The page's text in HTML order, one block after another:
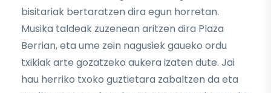
bisitariak bertaratzen dira egun horretan.
Musika taldeak zuzenean aritzen dira Plaza
Berrian, eta ume zein nagusiek gaueko ordu
txikiak arte gozatzeko aukera izaten dute. Jai
hau herriko txoko guztietara zabaltzen da eta